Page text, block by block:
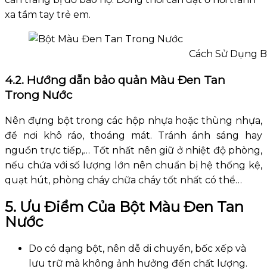
xa tầm tay trẻ em.
Cách Sử Dụng
4.2. Hướng dẫn bảo quản Màu Đen Tan
Trong Nước
Nên đựng bột trong các hộp nhựa hoặc thùng nhựa,
để nơi khô ráo, thoáng mát. Tránh ánh sáng hay
nguồn trực tiếp,… Tốt nhất nên giữ ở nhiệt độ phòng,
nếu chứa với số lượng lớn nên chuẩn bị hệ thống kệ,
quạt hút, phòng cháy chữa cháy tốt nhất có thể…
5. Ưu Điểm Của Bột Màu Đen Tan
Nước
Do có dạng bột, nên dễ di chuyển, bốc xếp và
lưu trữ mà không ảnh hưởng đến chất lượng.